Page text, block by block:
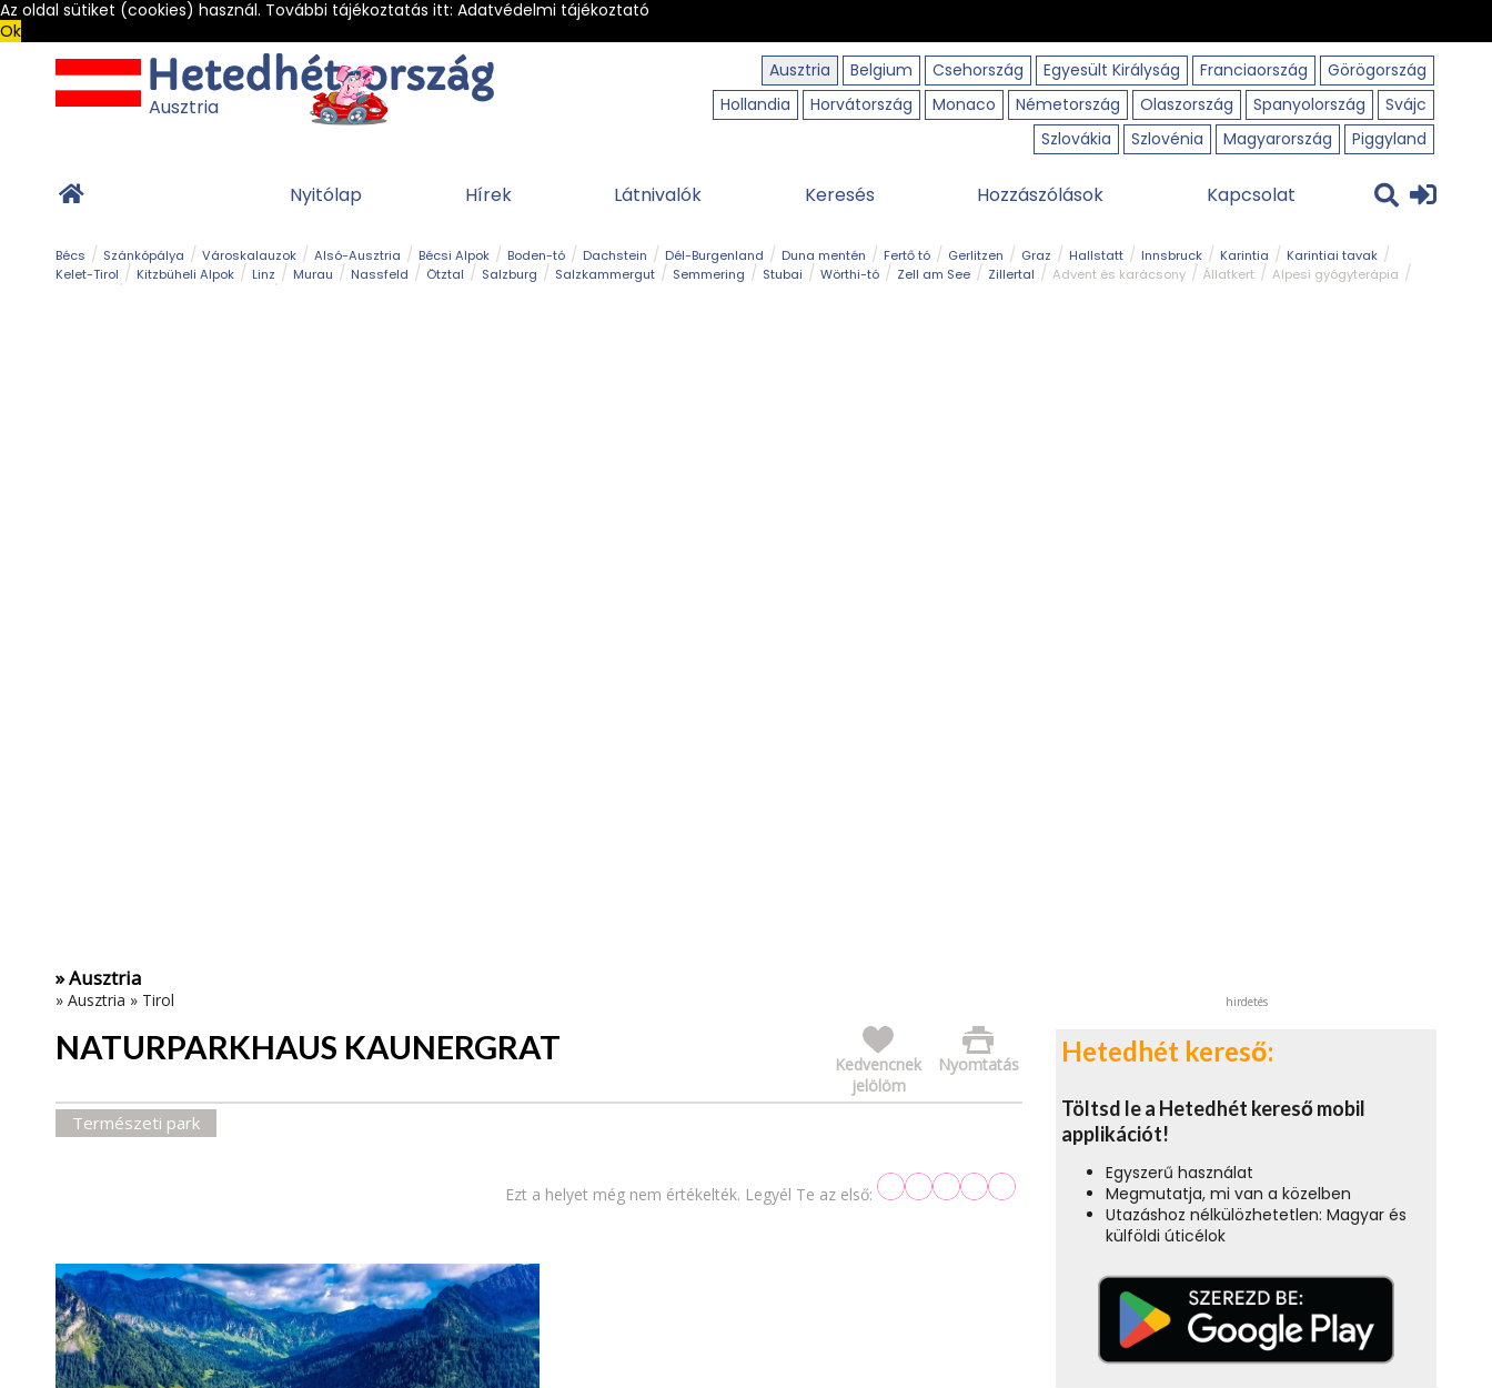
Az oldal sütiket (cookies) használ. További tájékoztatás itt: Adatvédelmi tájékoztató
Ok
Ausztria
Belgium Csehország Egyesült Királyság Franciaország
Görögország
Hollandia
Horvátország Monaco Németország Olaszország Spanyolország
Svájc
Szlovákia
Szlovénia Magyarország Piggyland
Ausztria
Nyitólap Hírek Látnivalók Keresés Hozzászólások Kapcsolat
Bécs Szánkópálya Városkalauzok Alsó-Ausztria Bécsi Alpok Boden-tó Dachstein Dél-Burgenland Duna mentén Fertő tó Gerlitzen Graz Hallstatt Innsbruck Karintia
Karintiai tavak
Kelet-Tirol
Kitzbüheli Alpok Linz Murau Nassfeld Ötztal Salzburg Salzkammergut Semmering Stubai Wörthi-tó Zell am See Zillertal Advent és karácsony Állatkert
Alpesi gyógyterápia
» Ausztria
» Ausztria » Tirol
NATURPARKHAUS KAUNERGRAT Nyomtatás
Kedvencnek
jelölöm
Természeti park
Ezt a helyet még nem értékelték. Legyél Te az első:
hirdetés
Hetedhét kereső:
Töltsd le a Hetedhét kereső mobil
applikációt!
Egyszerű használat
Megmutatja, mi van a közelben
Utazáshoz nélkülözhetetlen: Magyar és
külföldi úticélok